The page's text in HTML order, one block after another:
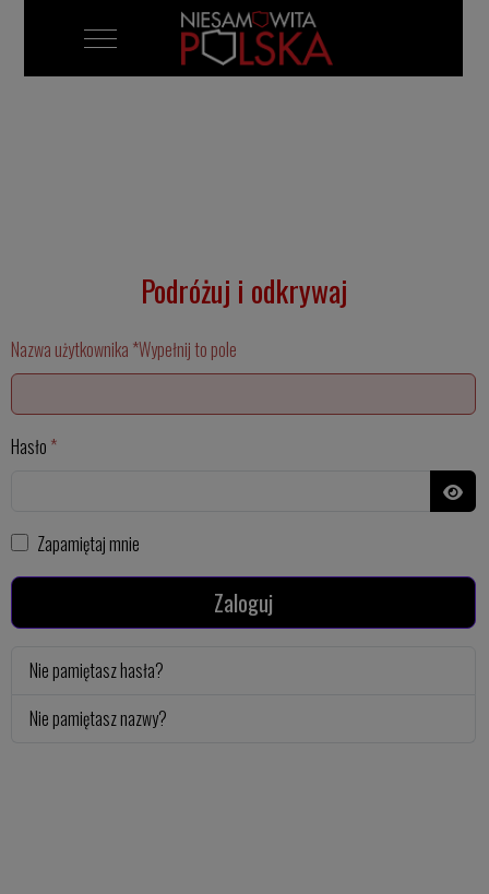
Mobile Menu Toggle
Podróżuj i odkrywaj
Nazwa użytkownika *Wypełnij to pole
Hasło *
Zapamiętaj mnie
Zaloguj
Nie pamiętasz hasła?
Nie pamiętasz nazwy?